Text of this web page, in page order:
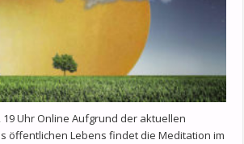
19 Uhr Online Aufgrund der aktuellen
öffentlichen Lebens findet die Meditation im